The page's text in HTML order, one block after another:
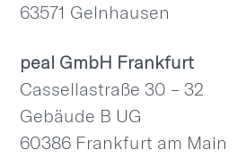
63571 Gelnhausen
peal GmbH Frankfurt
Cassellastraße 30 – 32
Gebäude B UG
60386 Frankfurt am Main